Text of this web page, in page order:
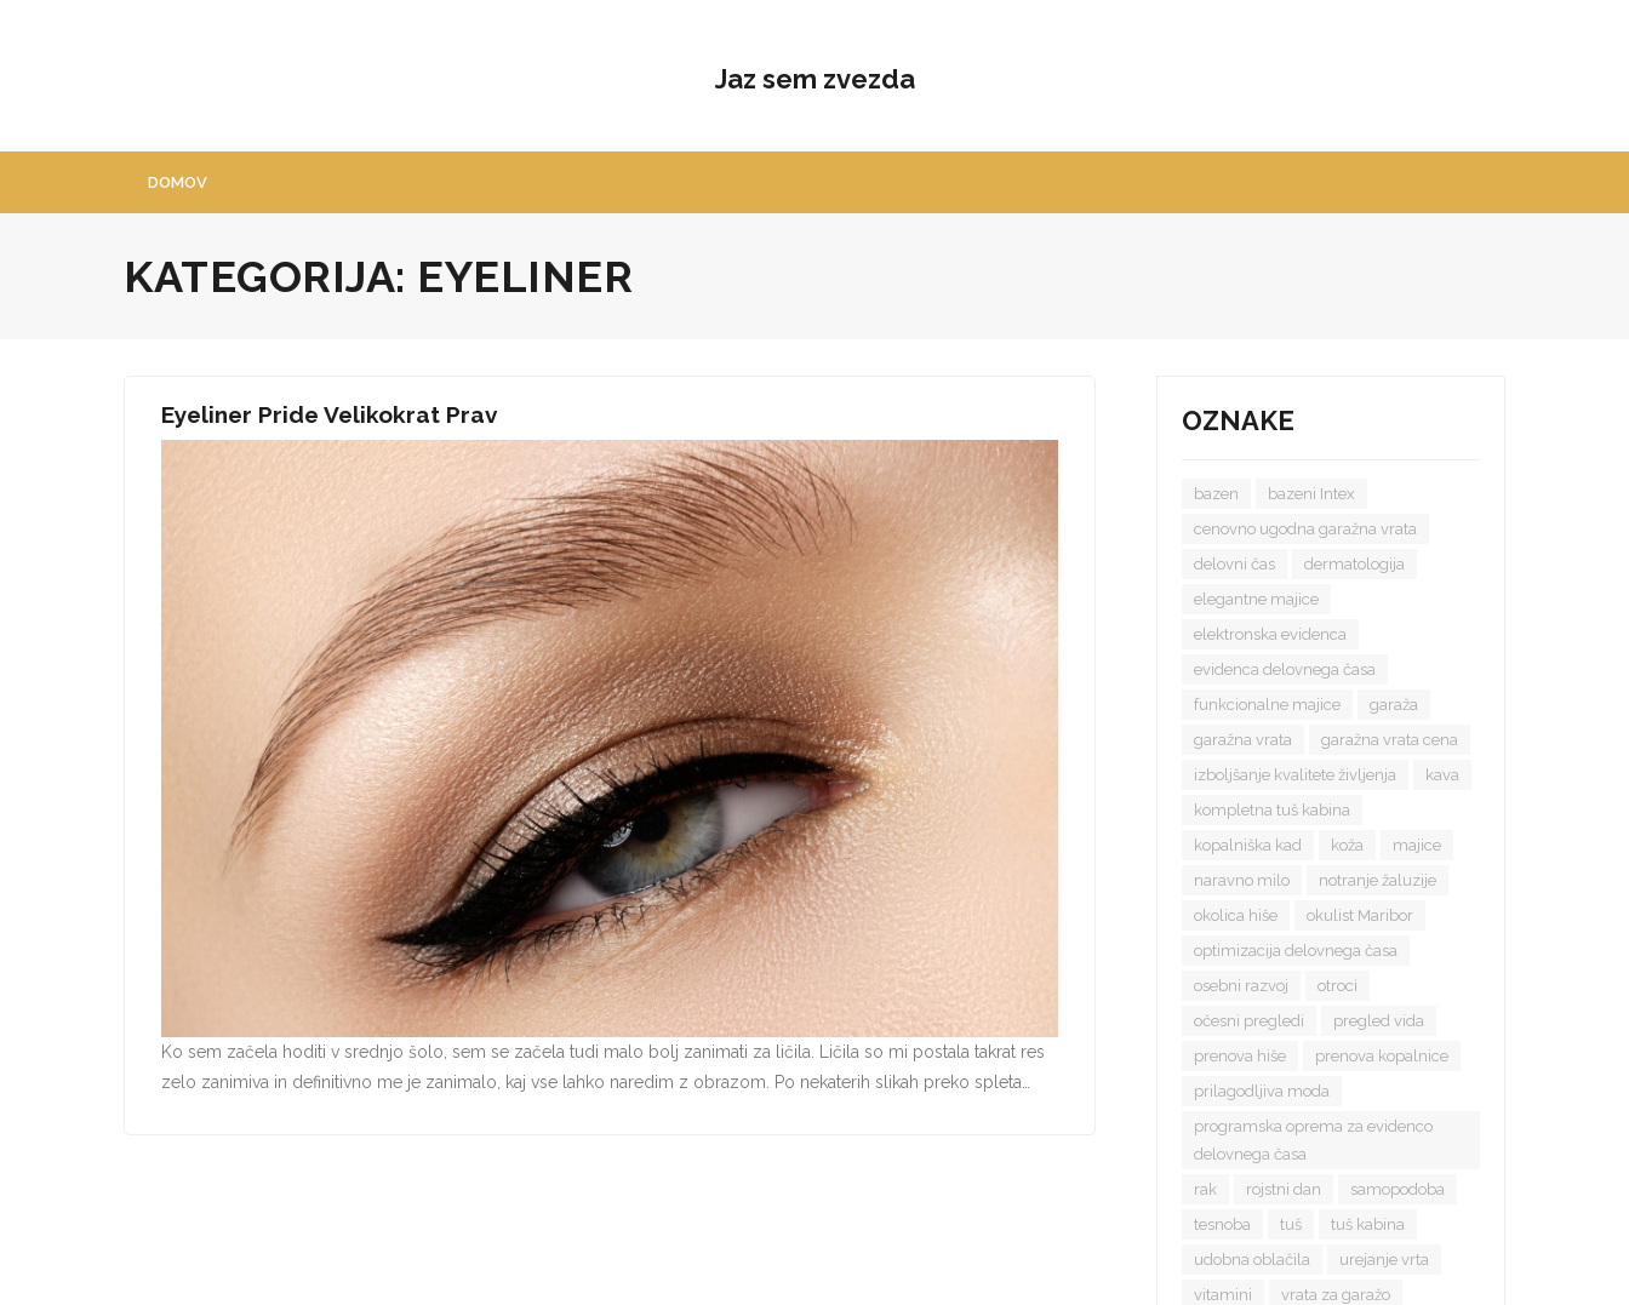
Jaz sem zvezda
DOMOV
KATEGORIJA: EYELINER
Eyeliner Pride Velikokrat Prav
Ko sem začela hoditi v srednjo šolo, sem se začela tudi malo bolj zanimati za ličila. Ličila so mi postala takrat res
zelo zanimiva in definitivno me je zanimalo, kaj vse lahko naredim z obrazom. Po nekaterih slikah preko spleta…
OZNAKE
bazen
bazeni Intex
cenovno ugodna garažna vrata
delovni čas
dermatologija
elegantne majice
elektronska evidenca
evidenca delovnega časa
funkcionalne majice
garaža
garažna vrata
garažna vrata cena
izboljšanje kvalitete življenja
kava
kompletna tuš kabina
kopalniška kad
koža
majice
naravno milo
notranje žaluzije
okolica hiše
okulist Maribor
optimizacija delovnega časa
osebni razvoj
otroci
očesni pregledi
pregled vida
prenova hiše
prenova kopalnice
prilagodljiva moda
programska oprema za evidenco
delovnega časa
rak
rojstni dan
samopodoba
tesnoba
tuš
tuš kabina
udobna oblačila
urejanje vrta
vitamini
vrata za garažo